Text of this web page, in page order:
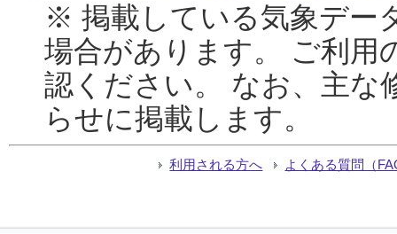
※ 掲載している気象デー
場合があります。 ご利用
認ください。 なお、主な
らせに掲載します。
利用される方へ よくある質問（